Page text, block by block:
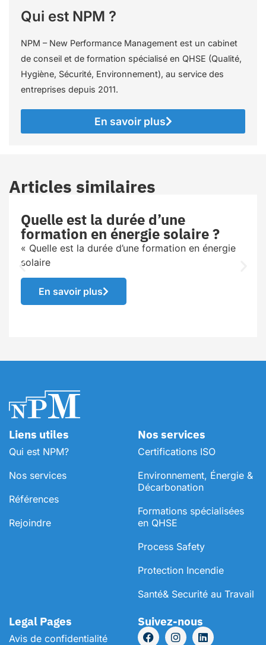
Qui est NPM ?
NPM – New Performance Management est un cabinet
de conseil et de formation spécialisé en QHSE (Qualité,
Hygiène, Sécurité, Environnement), au service des
entreprises depuis 2011.
En savoir plus
Articles similaires
Quelle est la durée d’une
formation en énergie solaire ?
« Quelle est la durée d’une formation en énergie
solaire
En savoir plus
Liens utiles
Qui est NPM?
Nos services
Références
Rejoindre
Nos services
Certifications ISO
Environnement, Énergie &
Décarbonation
⁠Formations spécialisées
en QHSE
Process Safety
Protection Incendie
Santé& Securité au Travail
Legal Pages
Avis de confidentialité
Suivez-nous